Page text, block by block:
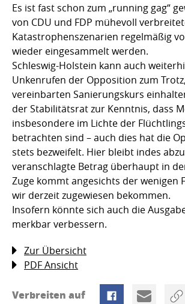
Es ist fast schon zum „running gag“
von CDU und FDP mühevoll
Katastrophenszenarien regelmäßig
wieder eingesammelt werden.
Schleswig-Holstein kann auch
Unkenrufen der Opposition zum
vereinbarten Sanierungskurs
der Stabilitätsrat zur Kenntnis, dass
insbesondere im Lichte der
betrachten sind – auch dies hat die
stets bezweifelt. Hier bleibt indes
veranschlagte Betrag überhaupt in
Zuge kommt angesichts der wenigen
wir derzeit zugewiesen bekommen.
Insofern könnte sich auch die
merkbar verbessern.
Zur Übersicht
PDF Ansicht
Verbreiten auf